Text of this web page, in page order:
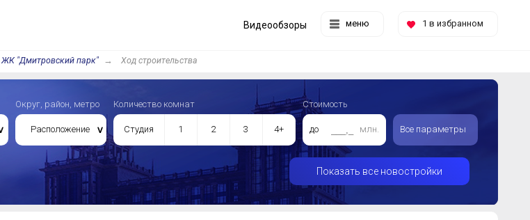
меню 1 в избранном
Видеообзоры
ЖК "Дмитровский парк" Ход строительства
Округ, район, метро
Расположение
Количество комнат
Студия 1 2 3 4+
Стоимость
до млн. Все параметры
Показать все новостройки